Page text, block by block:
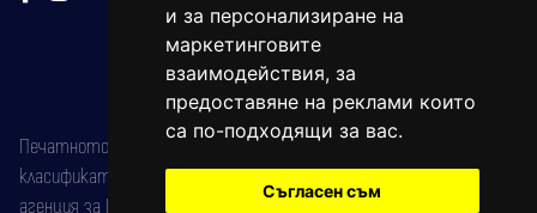
и за персонализиране на
маркетинговите
взаимодействия, за
предоставяне на реклами които
са по-подходящи за вас.
Съгласен съм
Печатното издание на вестника е регистрирано в националния
класификатор на печатните издания (Българска национална
агенция за ISSN) под номер: ISSN 1312-4722.